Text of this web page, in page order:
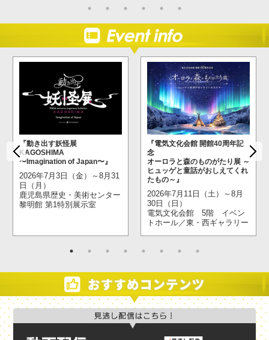
『動き出す妖怪展
KAGOSHIMA
〜Imagination of Japan〜』
2026年7月3日（金）～8月31
日（月）
鹿児島県歴史・美術センター
黎明館 第1特別展示室
『電気文化会館 開館40周年記
念
オーロラと森のものがたり展 ～
ヒュッゲと童話がおしえてくれ
たもの～』
2026年7月11日（土）～8月
30日（日）
電気文化会館 5階 イベン
トホール／東・西ギャラリー